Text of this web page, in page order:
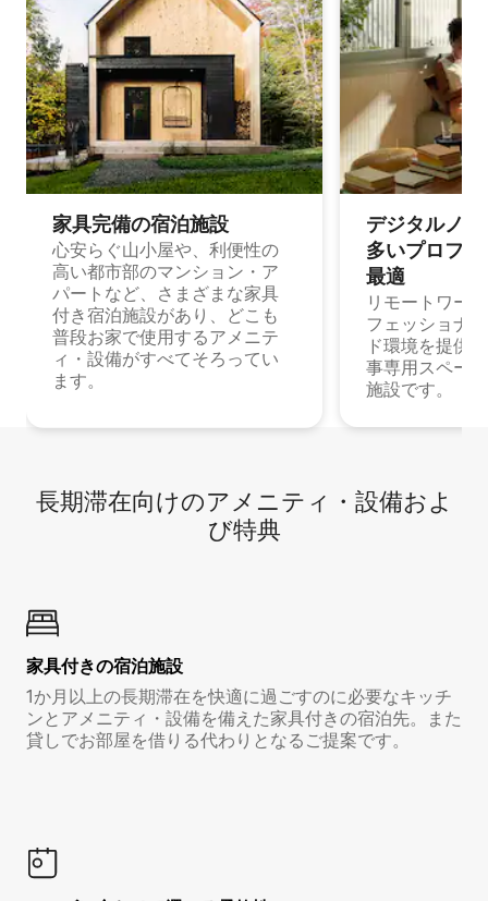
家具完備の宿⁠泊⁠施⁠設
心安らぐ山小屋や、利便性の
高い都市部のマンション・ア
パートなど、さまざまな家具
付き宿泊施設があり、どこも
普段お家で使用するアメニテ
ィ・設備がすべてそろってい
ます。
デジタルノ
多⁠いプ⁠ロ⁠フ⁠
最⁠適
リモートワー
フェッショナ
ド環境を提供
事専用スペー
施設です。
長期滞在向け⁠のア⁠メ⁠ニ⁠テ⁠ィ⁠・設⁠備⁠およ
び特⁠典
家具付き⁠の宿⁠泊⁠施⁠設
1か月以上の長期滞在を快適に過ごすのに必要なキッチ
ンとアメニティ・設備を備えた家具付きの宿泊先。また
貸しでお部屋を借りる代わりとなるご提案です。